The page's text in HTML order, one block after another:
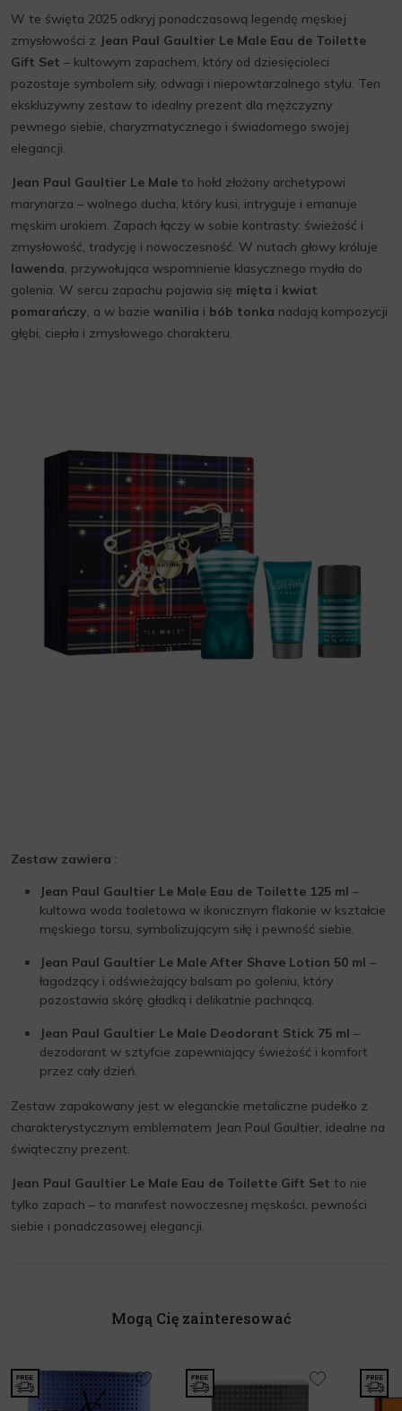
W te święta 2025 odkryj ponadczasową legendę męskiej
zmysłowości z Jean Paul Gaultier Le Male Eau de Toilette
Gift Set – kultowym zapachem, który od dziesięcioleci
pozostaje symbolem siły, odwagi i niepowtarzalnego stylu. Ten
ekskluzywny zestaw to idealny prezent dla mężczyzny
pewnego siebie, charyzmatycznego i świadomego swojej
elegancji.
Jean Paul Gaultier Le Male to hołd złożony archetypowi
marynarza – wolnego ducha, który kusi, intryguje i emanuje
męskim urokiem. Zapach łączy w sobie kontrasty: świeżość i
zmysłowość, tradycję i nowoczesność. W nutach głowy króluje
lawenda, przywołująca wspomnienie klasycznego mydła do
golenia. W sercu zapachu pojawia się mięta i kwiat
pomarańczy, a w bazie wanilia i bób tonka nadają kompozycji
głębi, ciepła i zmysłowego charakteru.
Zestaw zawiera :
Jean Paul Gaultier Le Male Eau de Toilette 125 ml –
kultowa woda toaletowa w ikonicznym flakonie w kształcie
męskiego torsu, symbolizującym siłę i pewność siebie.
Jean Paul Gaultier Le Male After Shave Lotion 50 ml –
łagodzący i odświeżający balsam po goleniu, który
pozostawia skórę gładką i delikatnie pachnącą.
Jean Paul Gaultier Le Male Deodorant Stick 75 ml –
dezodorant w sztyfcie zapewniający świeżość i komfort
przez cały dzień.
Zestaw zapakowany jest w eleganckie metaliczne pudełko z
charakterystycznym emblematem Jean Paul Gaultier, idealne na
świąteczny prezent.
Jean Paul Gaultier Le Male Eau de Toilette Gift Set to nie
tylko zapach – to manifest nowoczesnej męskości, pewności
siebie i ponadczasowej elegancji.
Mogą Cię zainteresować